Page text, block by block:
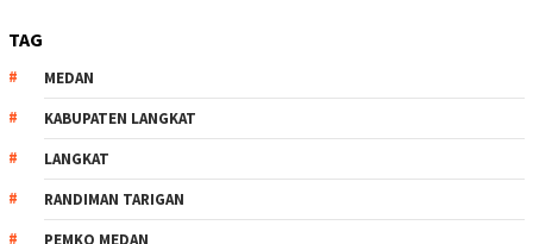
TAG
MEDAN
KABUPATEN LANGKAT
LANGKAT
RANDIMAN TARIGAN
PEMKO MEDAN